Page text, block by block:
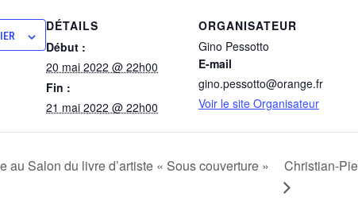
DÉTAILS
Début :
20 mai 2022 @ 22h00
Fin :
21 mai 2022 @ 22h00
ORGANISATEUR
Gino Pessotto
E-mail
gino.pessotto@orange.fr
Voir le site Organisateur
au Salon du livre d’artiste « Sous couverture » Christian-